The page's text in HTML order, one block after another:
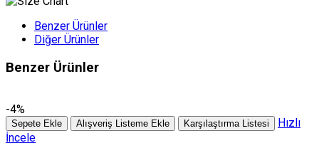
Benzer Ürünler
Diğer Ürünler
Benzer Ürünler
-4%
Sepete Ekle Alışveriş Listeme Ekle Karşılaştırma Listesi
Hızlı
İncele